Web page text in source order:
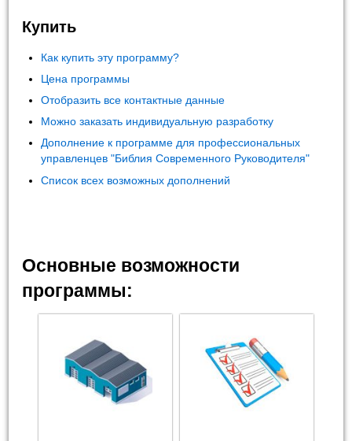
Купить
Как купить эту программу?
Цена программы
Отобразить все контактные данные
Можно заказать индивидуальную разработку
Дополнение к программе для профессиональных
управленцев "Библия Современного Руководителя"
Список всех возможных дополнений
Основные возможности
программы: